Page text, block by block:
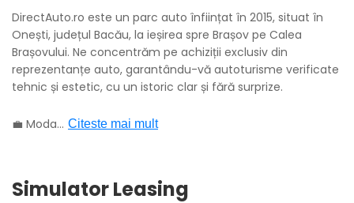
DirectAuto.ro este un parc auto înființat în 2015, situat în
Onești, județul Bacău, la ieșirea spre Brașov pe Calea
Brașovului. Ne concentrăm pe achiziții exclusiv din
reprezentanțe auto, garantându-vă autoturisme verificate
tehnic și estetic, cu un istoric clar și fără surprize.
💼 Moda... Citeste mai mult
Simulator Leasing